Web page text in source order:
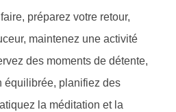
préparez votre retour,
maintenez une activité
des moments de détente,
équilibrée, planifiez des
la méditation et la